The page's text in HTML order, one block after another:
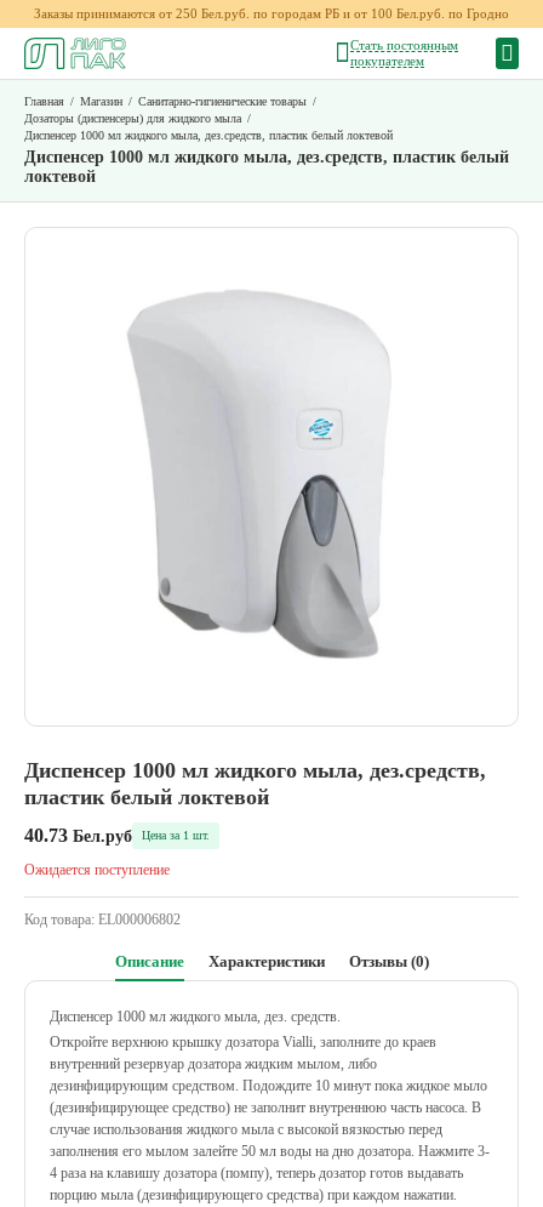
Заказы принимаются от 250 Бел.руб. по городам РБ и от 100 Бел.руб. по Гродно
Стать постоянным
покупателем
Главная / Магазин / Санитарно-гигиенические товары /
Дозаторы (диспенсеры) для жидкого мыла /
Диспенсер 1000 мл жидкого мыла, дез.средств, пластик белый локтевой
Диспенсер 1000 мл жидкого мыла, дез.средств, пластик белый
локтевой
Диспенсер 1000 мл жидкого мыла, дез.средств,
пластик белый локтевой
40.73 Бел.руб Цена за 1 шт.
Ожидается поступление
Код товара: EL000006802
Описание Характеристики Отзывы (0)
Диспенсер 1000 мл жидкого мыла, дез. средств.
Откройте верхнюю крышку дозатора Vialli, заполните до краев
внутренний резервуар дозатора жидким мылом, либо
дезинфицирующим средством. Подождите 10 минут пока жидкое мыло
(дезинфицирующее средство) не заполнит внутреннюю часть насоса. В
случае использования жидкого мыла с высокой вязкостью перед
заполнения его мылом залейте 50 мл воды на дно дозатора. Нажмите 3-
4 раза на клавишу дозатора (помпу), теперь дозатор готов выдавать
порцию мыла (дезинфицирующего средства) при каждом нажатии.